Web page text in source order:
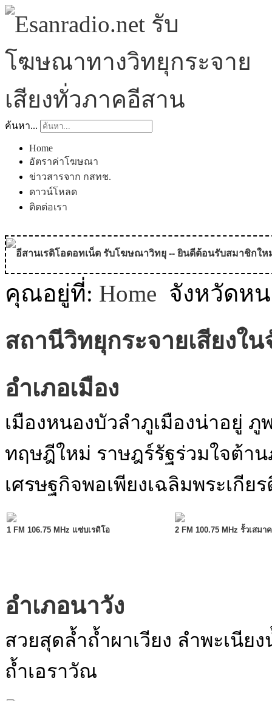
ค้นหา...
Home
อัตราค่าโฆษณา
ข่าวสารจาก กสทช.
ดาวน์โหลด
ติดต่อเรา
อีสานเรดิโอดอทเน็ต รับโฆษณาวิทยุ -- ยินดีต้อนรับสมาชิกใหม่
MODULE SBAHJAOUI WEATHER
MODULE SBAHJAOUI MEMORY GAME
MODULE SBAHJAOUI ACCORDION MENU
คุณอยู่ที่: Home จังหวัดห
สถานีวิทยุกระจายเสียงใ
อำเภอเมือง
เมืองหนองบัวลำภูเมืองน่าอยู่
ทฤษฎีใหม่ ราษฎร์รัฐร่วมใจต้า
เศรษฐกิจพอเพียงเฉลิมพระเกีย
1 FM 106.75 MHz แซ่บเรดิโอ 2 FM 100.75 MHz รั้วเสมา
อำเภอนาวัง
สวยสุดล้ำถ้ำผาเวียง ลำพะเนีย
ถ้ำเอราวัณ